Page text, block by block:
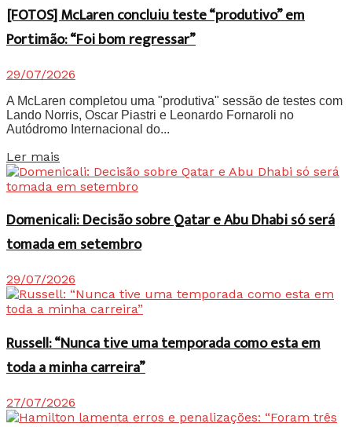
[FOTOS] McLaren concluiu teste “produtivo” em
Portimão: “Foi bom regressar”
29/07/2026
A McLaren completou uma "produtiva" sessão de testes com
Lando Norris, Oscar Piastri e Leonardo Fornaroli no
Autódromo Internacional do...
Ler mais
Domenicali: Decisão sobre Qatar e Abu Dhabi só será
tomada em setembro
29/07/2026
Russell: “Nunca tive uma temporada como esta em
toda a minha carreira”
27/07/2026